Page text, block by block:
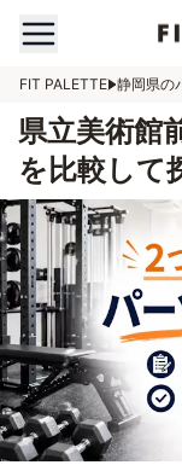
FIT PALETTE 静岡県の
県立美術館
を比較して